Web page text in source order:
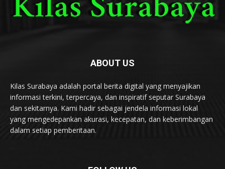
ABOUT US
Kilas Surabaya adalah portal berita digital yang menyajikan
informasi terkini, terpercaya, dan inspiratif seputar Surabaya
dan sekitarnya. Kami hadir sebagai jendela informasi lokal
yang mengedepankan akurasi, kecepatan, dan keberimbangan
dalam setiap pemberitaan.